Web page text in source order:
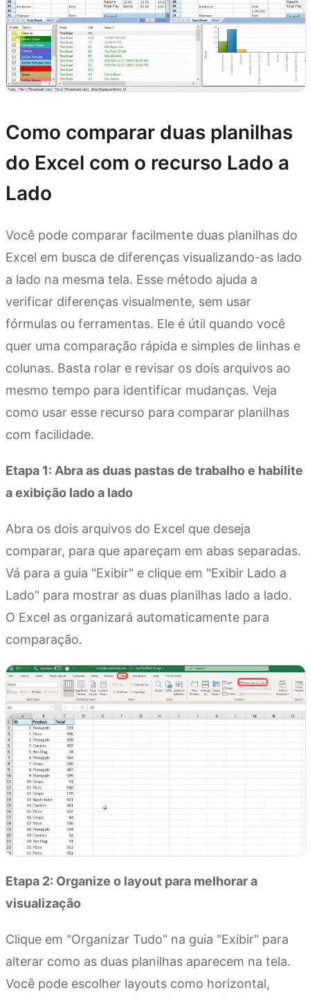
Como comparar duas planilhas
do Excel com o recurso Lado a
Lado
Você pode comparar facilmente duas planilhas do
Excel em busca de diferenças visualizando-as lado
a lado na mesma tela. Esse método ajuda a
verificar diferenças visualmente, sem usar
fórmulas ou ferramentas. Ele é útil quando você
quer uma comparação rápida e simples de linhas e
colunas. Basta rolar e revisar os dois arquivos ao
mesmo tempo para identificar mudanças. Veja
como usar esse recurso para comparar planilhas
com facilidade.
Etapa 1: Abra as duas pastas de trabalho e habilite
a exibição lado a lado
Abra os dois arquivos do Excel que deseja
comparar, para que apareçam em abas separadas.
Vá para a guia "Exibir" e clique em "Exibir Lado a
Lado" para mostrar as duas planilhas lado a lado.
O Excel as organizará automaticamente para
comparação.
Etapa 2: Organize o layout para melhorar a
visualização
Clique em "Organizar Tudo" na guia "Exibir" para
alterar como as duas planilhas aparecem na tela.
Você pode escolher layouts como horizontal,